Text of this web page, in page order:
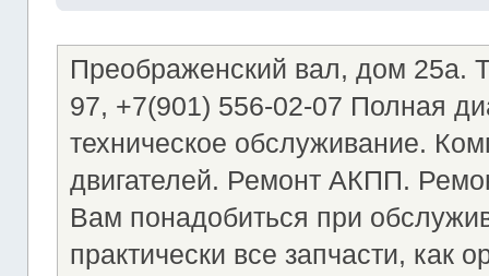
Преображенский вал, дом 25а.
97, +7(901) 556-02-07 Полная
техническое обслуживание.
двигателей. Ремонт АКПП.
Вам понадобиться при
практически все запчасти, как